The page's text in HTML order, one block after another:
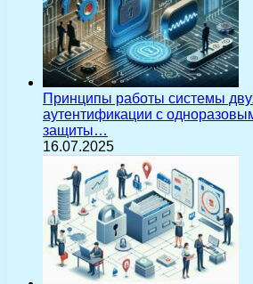
Принципы работы системы
аутентификации с
защиты…
16.07.2025